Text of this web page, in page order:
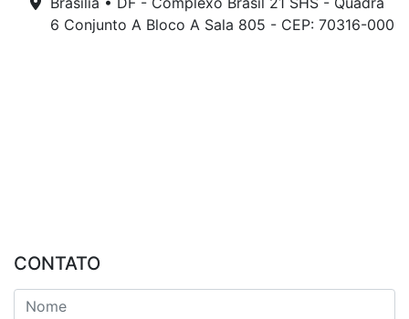
6 Conjunto A Bloco A Sala 805 - CEP: 70316-000
CONTATO